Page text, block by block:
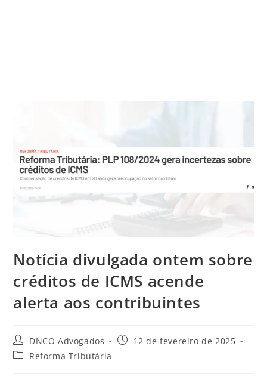
Notícia divulgada ontem sobre
créditos de ICMS acende
alerta aos contribuintes
DNCO Advogados
12 de fevereiro de 2025
Reforma Tributária